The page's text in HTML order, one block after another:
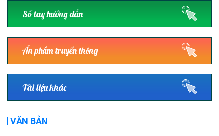
Sổ tay hướng dẫn
Ấn phẩm truyền thông
Tài liệu khác
VĂN BẢN